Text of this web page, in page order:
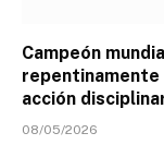
Campeón
repentinamente
acción
08/05/2026